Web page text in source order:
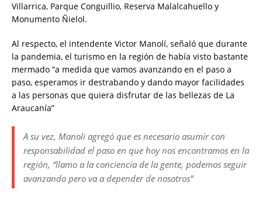
Villarrica, Parque Conguillio, Reserva Malalcahuello y
Monumento Ñielol.
Al respecto, el intendente Victor Manolí, señaló que durante
la pandemia, el turismo en la región de había visto bastante
mermado “a medida que vamos avanzando en el paso a
paso, esperamos ir destrabando y dando mayor facilidades
a las personas que quiera disfrutar de las bellezas de La
Araucanía”
A su vez, Manoli agregó que es necesario asumir con
responsabilidad el paso en que hoy nos encontramos en la
región, “llamo a la conciencia de la gente, podemos seguir
avanzando pero va a depender de nosotros”